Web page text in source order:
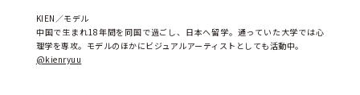
KIEN／モデル
中国で生まれ18年間を同国で過ごし、日本へ留学。通っていた大学では心
理学を専攻。モデルのほかにビジュアルアーティストとしても活動中。
@kienryuu